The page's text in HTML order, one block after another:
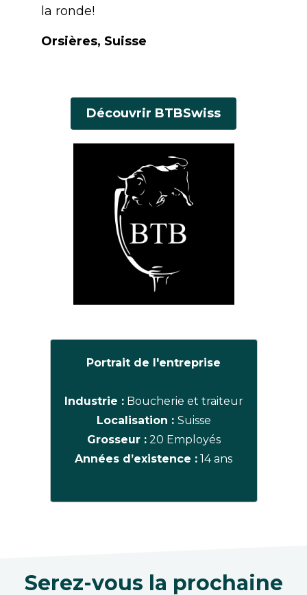
la ronde!
Orsières, Suisse
Découvrir BTBSwiss
Portrait de l'entreprise
Industrie :Boucherie et traiteur
Localisation : Suisse
Grosseur :20 Employés
Années d’existence : 14 ans
Serez-vous la prochaine